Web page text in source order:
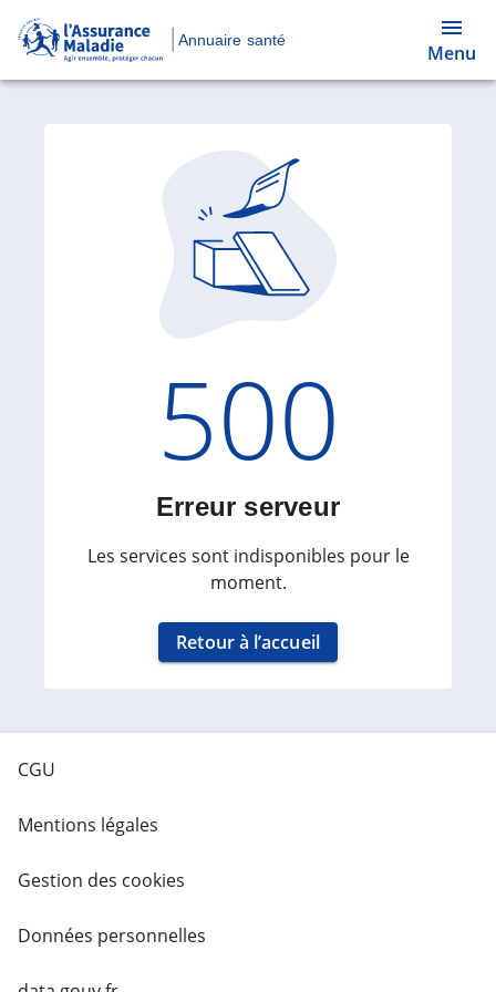
Annuaire santé
Menu
Code
500
Erreur serveur
Les services sont indisponibles pour le
moment.
Retour à l’accueil
CGU
Mentions légales
Gestion des cookies
Données personnelles